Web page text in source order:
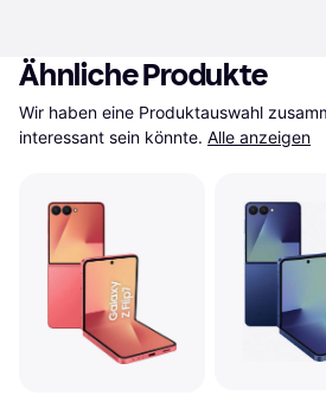
Ähnliche Produkte
Wir haben eine Produktauswahl
interessant sein könnte. Alle anzeigen